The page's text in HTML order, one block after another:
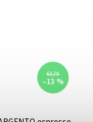
€3,79
–13 %